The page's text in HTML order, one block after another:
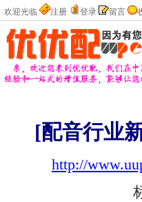
欢迎光临 注册 登录 留言
[配音行业
http://